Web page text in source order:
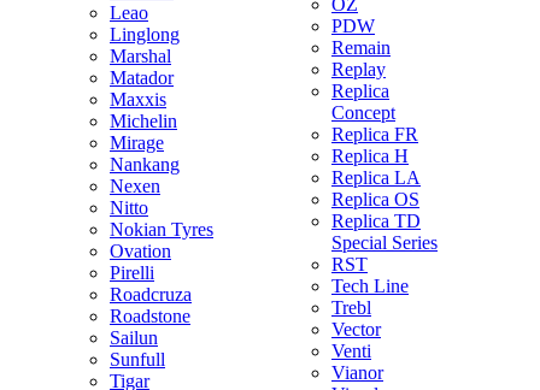
Leao
Linglong
Marshal
Matador
Maxxis
Michelin
Mirage
Nankang
Nexen
Nitto
Nokian Tyres
Ovation
Pirelli
Roadcruza
Roadstone
Sailun
Sunfull
Tigar
OZ
PDW
Remain
Replay
Replica
Concept
Replica FR
Replica H
Replica LA
Replica OS
Replica TD
Special Series
RST
Tech Line
Trebl
Vector
Venti
Vianor